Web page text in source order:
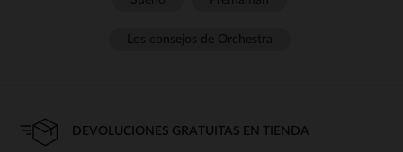
DEVOLUCIONES GRATUITAS EN TIENDA